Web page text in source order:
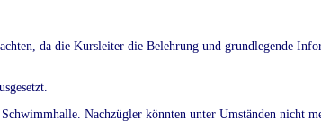
da die Kursleiter die Belehrung und grundlegende
Nachzügler könnten unter Umständen nicht